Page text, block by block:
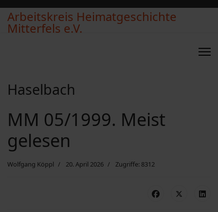
Arbeitskreis Heimatgeschichte
Mitterfels e.V.
Haselbach
MM 05/1999. Meist
gelesen
Wolfgang Köppl 20. April 2026 Zugriffe: 8312